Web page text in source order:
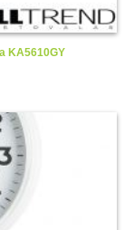
KA5610GY